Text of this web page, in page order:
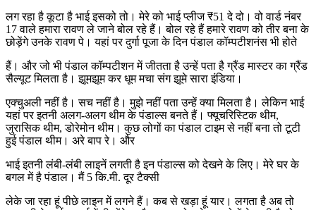
लग रहा है कूटा है भाई इसको तो। मेरे को भाई प्लीज ₹51 दे दो। वो वार्ड नंबर
17 वाले हमारा रावण ले जाने बोल रहे हैं। बोल रहे हैं हमारे रावण को तीर बना के
छोड़ेंगे उनके रावण पे। यहां पर दुर्गा पूजा के दिन पंडाल कॉम्पटीशनंस भी होते
हैं। और जो भी पंडाल कॉम्पटीशन में जीतता है उन्हें पता है ग्रैंड मास्टर का ग्रैंड
सैल्यूट मिलता है। झूमझूम कर धूम मचा संग झूमे सारा इंडिया।
एक्चुअली नहीं है। सच नहीं है। मुझे नहीं पता उन्हें क्या मिलता है। लेकिन भाई
यहां पर इतनी अलग-अलग थीम के पंडाल्स बनते हैं। फ्यूचरिस्टिक थीम,
जुरासिक थीम, डोरेमोन थीम। कुछ लोगों का पंडाल टाइम से नहीं बना तो टूटी
हुई पंडाल थीम। अरे बाप रे। और
भाई इतनी लंबी-लंबी लाइनें लगती है इन पंडाल्स को देखने के लिए। मेरे घर के
बगल में है पंडाल। मैं 5 कि.मी. दूर टैक्सी
लेके जा रहा हूं पीछे लाइन में लगने हैं। कब से खड़ा हूं यार। लगता है अब तो